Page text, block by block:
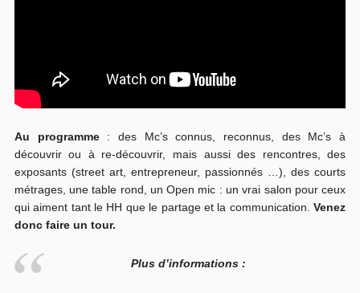
Au programme: des Mc’s connus, reconnus, des Mc’s à
découvrir ou à re-découvrir, mais aussi des rencontres, des
exposants (street art, entrepreneur, passionnés …), des courts
métrages, une table rond, un Open mic : un vrai salon pour ceux
qui aiment tant le HH que le partage et la communication.Venez
donc faire un tour.
Plus d’informations :